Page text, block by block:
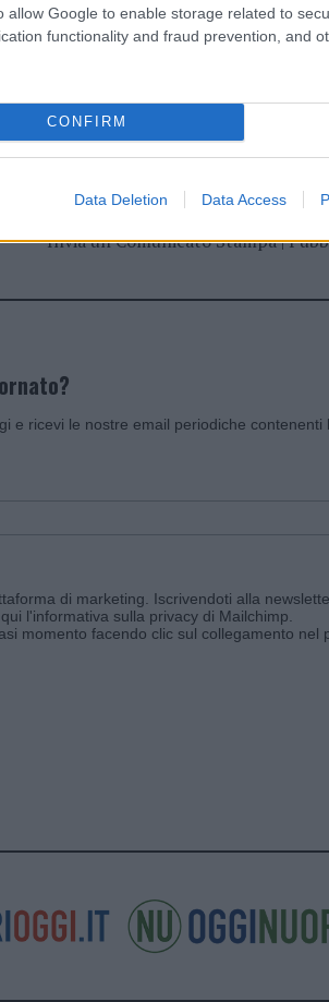
allow Google to enable storage related to
functionality and fraud prevention, and
CONFIRM
Data Deletion Data Access
Prossimo articolo
Invia un Comunicato Stampa|
e ricevi le nostre email periodiche
di marketing. Iscrivendoti alla
l'informativa sulla privacy di Mailchimp
momento facendo clic sul collegamento nel